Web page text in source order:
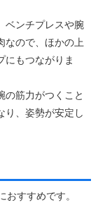
ベンチプレスや腕
なので、ほかの上
にもつながりま
の筋力がつくこと
り、姿勢が安定し
すすめです。